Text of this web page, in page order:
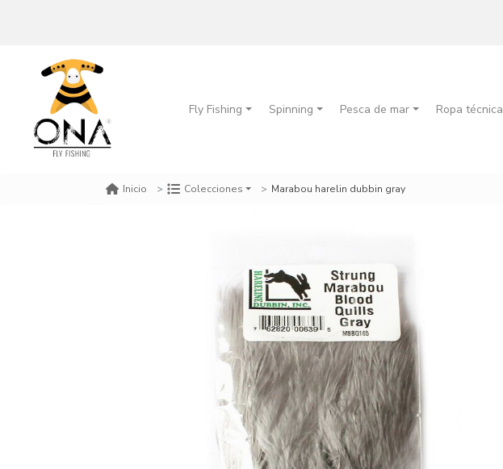
Fly Fishing Spinning Pesca de mar Ropa técnica
Inicio Colecciones Marabou harelin dubbin gray